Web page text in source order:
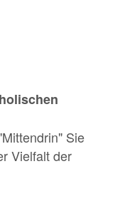
Sie
Vielfalt der